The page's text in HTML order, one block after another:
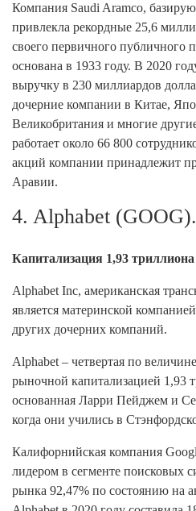
Компания Saudi Aramco,
привлекла рекордные 25,6
своего первичного публичного
основана в 1933 году. В 2020
выручку в 230 миллиардов
дочерние компании в Китае,
Великобритания и многие
работает около 66 800
акций компании принадлежит
Аравии.
4. Alphabet (GOOG).
Капитализация 1,93
Alphabet Inc, американская
является материнской
других дочерних компаний.
Alphabet – четвертая по
рыночной капитализацией 1,93
основанная Ларри Пейджем и
когда они учились в
Калифорнийская компания
лидером в сегменте поисковых
рынка 92,47% по состоянию на